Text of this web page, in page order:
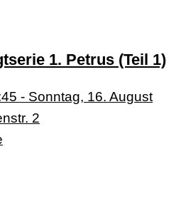
1. Petrus (Teil 1)
- Sonntag, 16. August
2